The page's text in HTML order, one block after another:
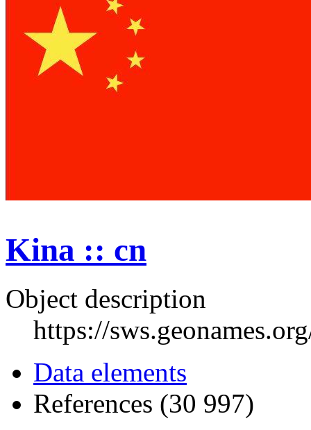
Kina :: cn
Object description
https://
Data elements
References (30 997)